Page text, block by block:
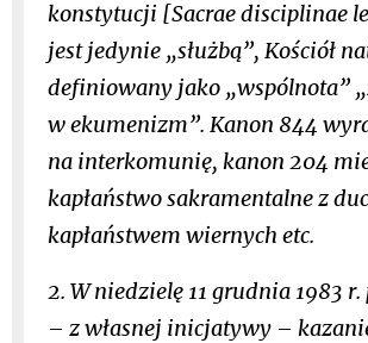
konstytucji [Sacrae disciplinae
jest jedynie „służbą”, Kościół
definiowany jako „wspólnota”
w ekumenizm”. Kanon 844
na interkomunię, kanon 204
kapłaństwo sakramentalne z
kapłaństwem wiernych etc.
2. W niedzielę 11 grudnia 1983 r.
– z własnej inicjatywy –